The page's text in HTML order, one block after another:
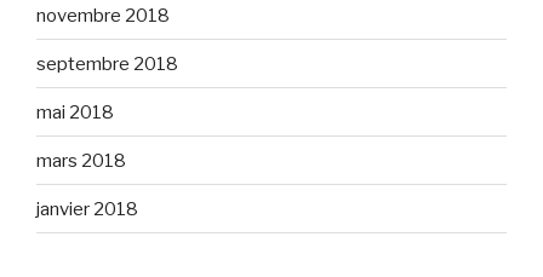
novembre 2018
septembre 2018
mai 2018
mars 2018
janvier 2018